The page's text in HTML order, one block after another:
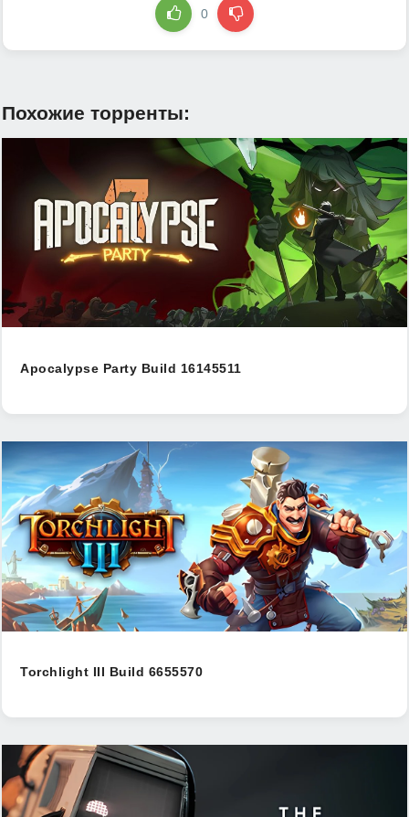
0
Похожие торренты:
Apocalypse Party Build 16145511
Torchlight III Build 6655570